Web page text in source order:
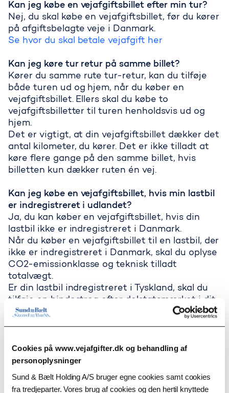
Cookies på www.vejafgifter.dk og behandling af
personoplysninger
Sund & Bælt Holding A/S bruger egne cookies samt cookies
fra tredjeparter. Vores brug af cookies og den hertil knyttede
Sådan køber du en vejafgiftsbillet
Kan jeg købe en vejafgiftsbillet efter min tur?
Nej, du skal købe en vejafgiftsbillet, før du kører
på afgiftsbelagte veje i Danmark.
Se hvor du skal betale vejafgift her
Kan jeg køre tur retur på samme billet?
Kører du samme rute tur-retur, kan du tilføje
både turen ud og hjem, når du køber en
vejafgiftsbillet. Ellers skal du købe to
vejafgiftsbilletter til turen henholdsvis ud og
hjem.
Det er vigtigt, at din vejafgiftsbillet dækker det
antal kilometer, du kører. Det er ikke tilladt at
køre flere gange på den samme billet, hvis
billetten kun dækker ruten én vej.
Kan jeg købe en vejafgiftsbillet, hvis min lastbil
er indregistreret i udlandet?
Ja, du kan køber en vejafgiftsbillet, hvis din
lastbil ikke er indregistreret i Danmark.
Når du køber en vejafgiftsbillet til en lastbil, der
ikke er indregistreret i Danmark, skal du oplyse
CO2-emissionklasse og teknisk tilladt
totalvægt.
Er din lastbil indregistreret i Tyskland, skal du
tilføje en bindestreg efter delstatsmærket i dit
registreringsnummer.
billet?
Du skal vedhæfte dokumentation, hvis du selv
en billigere afgiftsklasse.